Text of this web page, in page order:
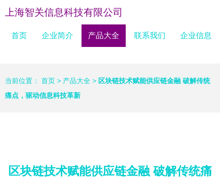
上海智关信息科技有限公司
首页 企业简介 产品大全 联系我们 企业信息
当前位置： 首页 > 产品大全 > 区块链技术赋能供应链金融 破解传统
痛点，驱动信息科技革新
区块链技术赋能供应链金融 破解传统痛